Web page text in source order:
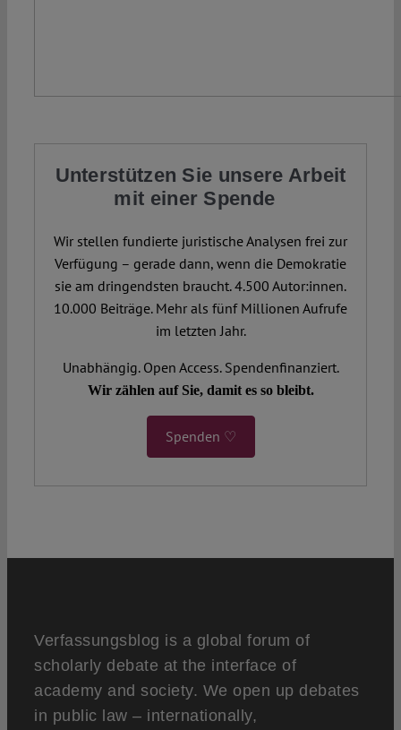
Unterstützen Sie unsere Arbeit
mit einer Spende
Wir stellen fundierte juristische Analysen frei zur
Verfügung – gerade dann, wenn die Demokratie
sie am dringendsten braucht. 4.500 Autor:innen.
10.000 Beiträge. Mehr als fünf Millionen Aufrufe
im letzten Jahr.
Unabhängig. Open Access. Spendenfinanziert.
Wir zählen auf Sie, damit es so bleibt.
Spenden ♡
Verfassungsblog is a global forum of
scholarly debate at the interface of
academy and society. We open up debates
in public law – internationally,